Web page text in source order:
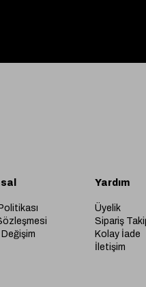
Yardım
Üyelik
Sipariş
Kolay İade
İletişim